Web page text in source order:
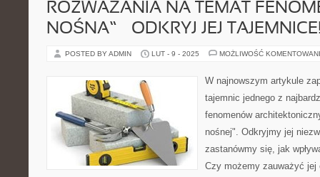
ROZWAŻANIA NA TEMAT
NOŚNA” – ODKRYJ JEJ
POSTED BY ADMIN LUT - 9 - 2025 MOŻLIWOŚĆ
W najnowszym artykule
tajemnic jednego z
fenomenów
nośnej". Odkryjmy jej
zastanówmy się, jak
Czy możemy zauważyć jej